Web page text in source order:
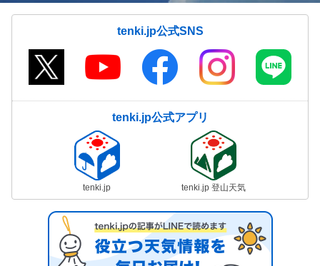
tenki.jp公式SNS
tenki.jp公式アプリ
tenki.jp tenki.jp 登山天気